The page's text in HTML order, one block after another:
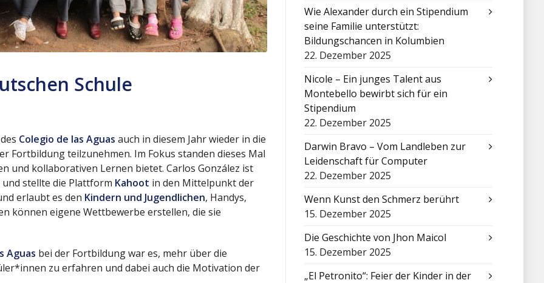
Schule
Colegio de las Aguas auch in diesem Jahr wieder in die
Fortbildung teilzunehmen. Im Fokus standen dieses Mal
und kollaborativen Lernen bietet. Carlos González ist
und stellte die Plattform Kahoot in den Mittelpunkt der
erlaubt es den Kindern und Jugendlichen, Handys,
können eigene Wettbewerbe erstellen, die sie
Aguas bei der Fortbildung war es, mehr über die
zu erfahren und dabei auch die Motivation der
Wie Alexander durch ein Stipendium
seine Familie unterstützt:
Bildungschancen in Kolumbien
22. Dezember 2025
Nicole – Ein junges Talent aus
Montebello bewirbt sich für ein
Stipendium
22. Dezember 2025
Darwin Bravo – Vom Landleben zur
Leidenschaft für Computer
22. Dezember 2025
Wenn Kunst den Schmerz berührt
15. Dezember 2025
Die Geschichte von Jhon Maicol
15. Dezember 2025
„El Petronito“: Feier der Kinder in der